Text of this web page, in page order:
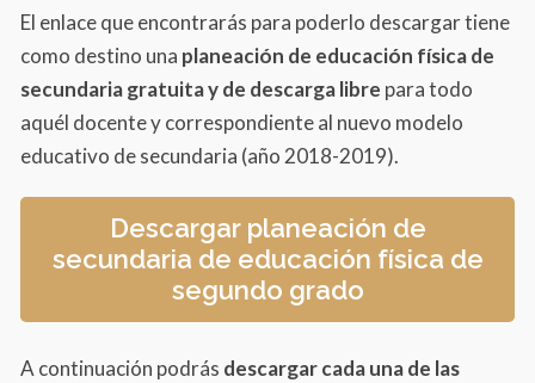
El enlace que encontrarás para poderlo descargar tiene
como destino una planeación de educación físicade
secundaria gratuita y de descarga libre para todo
aquél docente y correspondiente al nuevo modelo
educativo de secundaria (año 2018-2019).
Descargar planeación de
secundaria de educación física de
segundo grado
A continuación podrás descargar cada una de las